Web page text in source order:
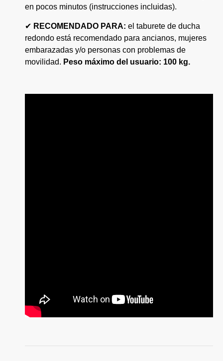
en pocos minutos (instrucciones incluidas).
✔ RECOMENDADO PARA: el taburete de ducha
redondo está recomendado para ancianos, mujeres
embarazadas y/o personas con problemas de
movilidad. Peso máximo del usuario: 100 kg.